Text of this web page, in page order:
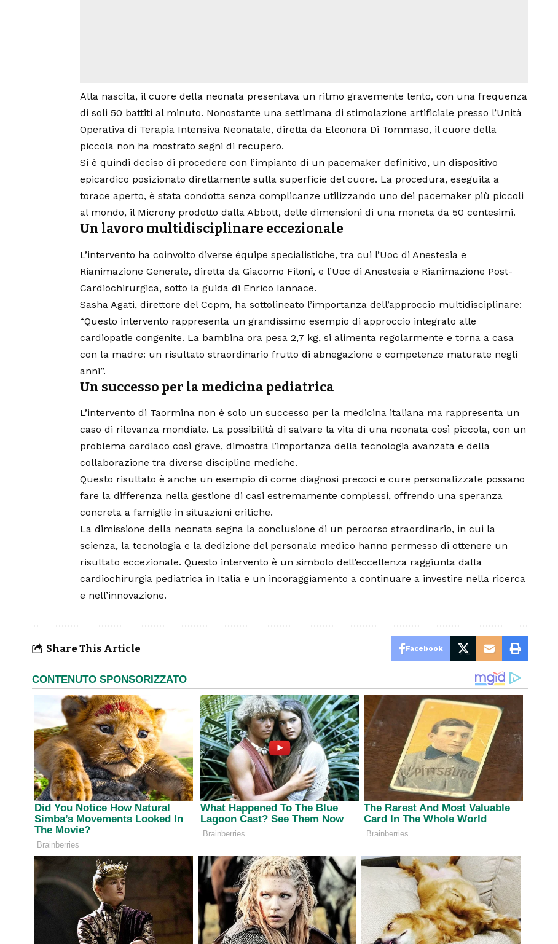
Alla nascita, il cuore della neonata presentava un ritmo gravemente lento, con una frequenza
di soli 50 battiti al minuto. Nonostante una settimana di stimolazione artificiale presso l’Unità
Operativa di Terapia Intensiva Neonatale, diretta da Eleonora Di Tommaso, il cuore della
piccola non ha mostrato segni di recupero.
Si è quindi deciso di procedere con l’impianto di un pacemaker definitivo, un dispositivo
epicardico posizionato direttamente sulla superficie del cuore. La procedura, eseguita a
torace aperto, è stata condotta senza complicanze utilizzando uno dei pacemaker più piccoli
al mondo, il Microny prodotto dalla Abbott, delle dimensioni di una moneta da 50 centesimi.
Un lavoro multidisciplinare eccezionale
L’intervento ha coinvolto diverse équipe specialistiche, tra cui l’Uoc di Anestesia e
Rianimazione Generale, diretta da Giacomo Filoni, e l’Uoc di Anestesia e Rianimazione Post-
Cardiochirurgica, sotto la guida di Enrico Iannace.
Sasha Agati, direttore del Ccpm, ha sottolineato l’importanza dell’approccio multidisciplinare:
“Questo intervento rappresenta un grandissimo esempio di approccio integrato alle
cardiopatie congenite. La bambina ora pesa 2,7 kg, si alimenta regolarmente e torna a casa
con la madre: un risultato straordinario frutto di abnegazione e competenze maturate negli
anni”.
Un successo per la medicina pediatrica
L’intervento di Taormina non è solo un successo per la medicina italiana ma rappresenta un
caso di rilevanza mondiale. La possibilità di salvare la vita di una neonata così piccola, con un
problema cardiaco così grave, dimostra l’importanza della tecnologia avanzata e della
collaborazione tra diverse discipline mediche.
Questo risultato è anche un esempio di come diagnosi precoci e cure personalizzate possano
fare la differenza nella gestione di casi estremamente complessi, offrendo una speranza
concreta a famiglie in situazioni critiche.
La dimissione della neonata segna la conclusione di un percorso straordinario, in cui la
scienza, la tecnologia e la dedizione del personale medico hanno permesso di ottenere un
risultato eccezionale. Questo intervento è un simbolo dell’eccellenza raggiunta dalla
cardiochirurgia pediatrica in Italia e un incoraggiamento a continuare a investire nella ricerca
e nell’innovazione.
Share This Article Facebook